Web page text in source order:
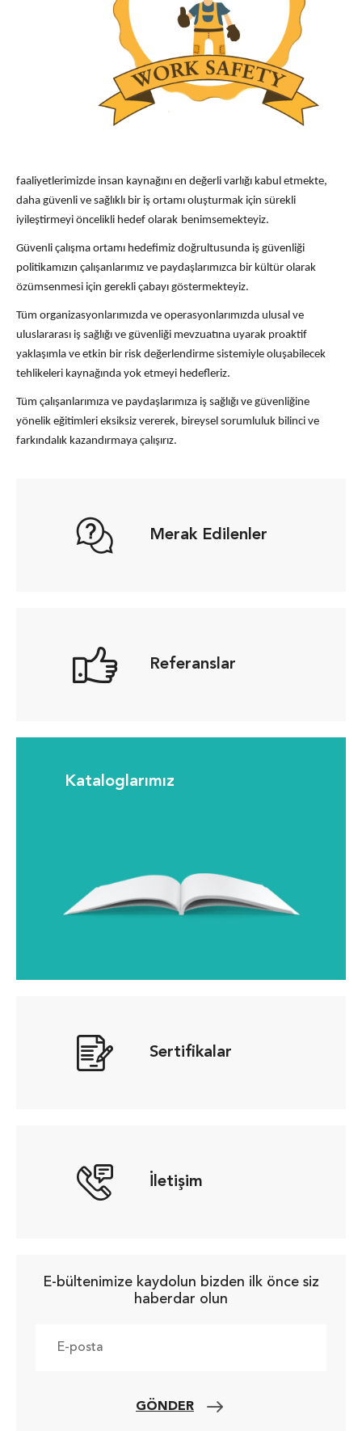
faaliyetlerimizde insan kaynağını en değerli varlığı kabul etmekte,
daha güvenli ve sağlıklı bir iş ortamı oluşturmak için sürekli
iyileştirmeyi öncelikli hedef olarak benimsemekteyiz.
Güvenli çalışma ortamı hedefimiz doğrultusunda iş güvenliği
politikamızın çalışanlarımız ve paydaşlarımızca bir kültür olarak
özümsenmesi için gerekli çabayı göstermekteyiz.
Tüm organizasyonlarımızda ve operasyonlarımızda ulusal ve
uluslararası iş sağlığı ve güvenliği mevzuatına uyarak proaktif
yaklaşımla ve etkin bir risk değerlendirme sistemiyle oluşabilecek
tehlikeleri kaynağında yok etmeyi hedefleriz.
Tüm çalışanlarımıza ve paydaşlarımıza iş sağlığı ve güvenliğine
yönelik eğitimleri eksiksiz vererek, bireysel sorumluluk bilinci ve
farkındalık kazandırmaya çalışırız.
Merak Edilenler
Referanslar
Kataloglarımız
Sertifikalar
İletişim
E-bültenimize kaydolun bizden ilk önce siz
haberdar olun
GÖNDER